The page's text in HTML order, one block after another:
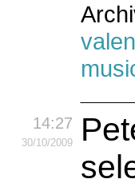
14:27
30/10/2009